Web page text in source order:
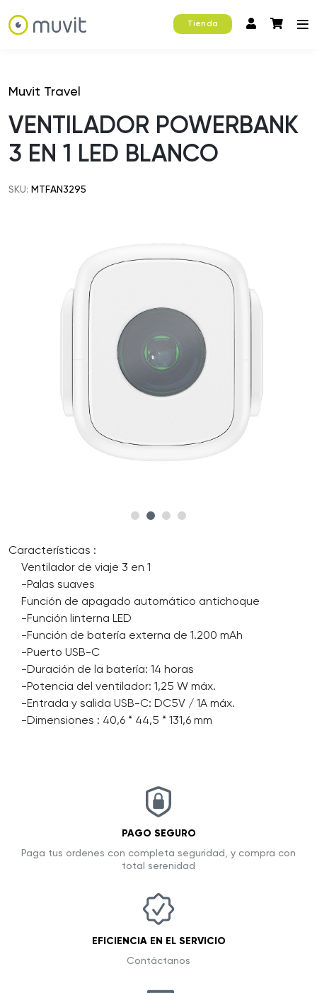
Tienda
Muvit Travel
VENTILADOR POWERBANK
3 EN 1 LED BLANCO
SKU: MTFAN3295
Características :
Ventilador de viaje 3 en 1
-Palas suaves
Función de apagado automático antichoque
-Función linterna LED
-Función de batería externa de 1.200 mAh
-Puerto USB-C
-Duración de la batería: 14 horas
-Potencia del ventilador: 1,25 W máx.
-Entrada y salida USB-C: DC5V / 1A máx.
-Dimensiones : 40,6 * 44,5 * 131,6 mm
PAGO SEGURO
Paga tus ordenes con completa seguridad, y compra con
total serenidad
EFICIENCIA EN EL SERVICIO
Contáctanos